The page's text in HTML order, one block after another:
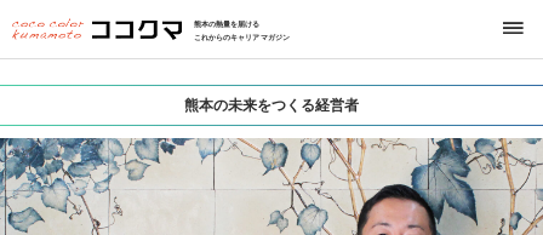
熊本の熱量を届ける
これからのキャリアマガジン
熊本の未来をつくる経営者